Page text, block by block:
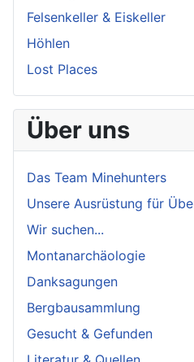
Felsenkeller & Eiskeller
Höhlen
Lost Places
Über uns
Das Team Minehunters
Unsere Ausrüstung für
Wir suchen...
Montanarchäologie
Danksagungen
Bergbausammlung
Gesucht & Gefunden